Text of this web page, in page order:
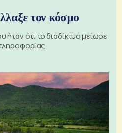
τον κόσμο
ήταν ότι το διαδίκτυο μείωσε